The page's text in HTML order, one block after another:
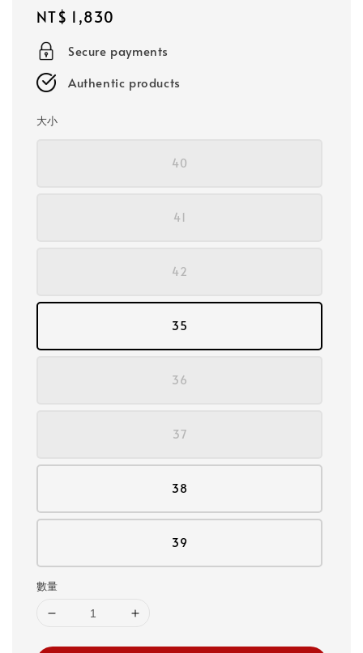
Regular
price
NT$ 1,830
Secure payments
Authentic products
大小
40
41
42
35
36
37
38
39
數量